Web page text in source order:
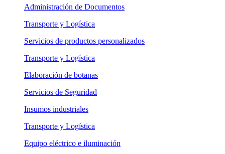
Administración de Documentos
Transporte y Logística
Servicios de productos personalizados
Transporte y Logística
Elaboración de botanas
Servicios de Seguridad
Insumos industriales
Transporte y Logística
Equipo eléctrico e iluminación